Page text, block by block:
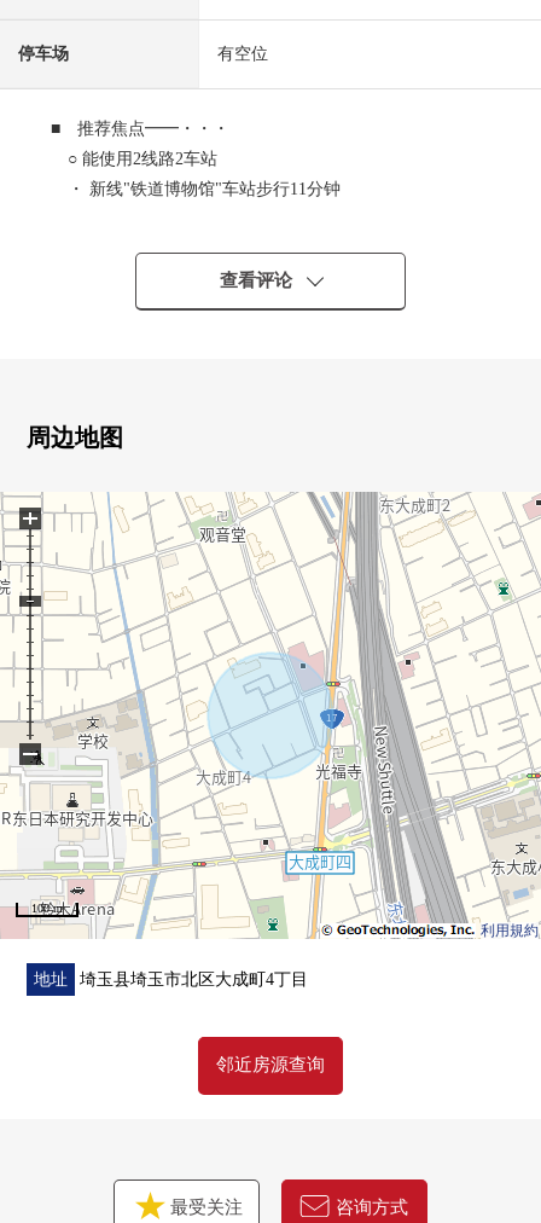
停车场 有空位
■ 推荐焦点━━・・・
○ 能使用2线路2车站
・ 新线"铁道博物馆"车站步行11分钟
○ 2026年8月完成计划的新房独栋住宅3SLDK
○ 宽敞的约18.8张塌塌米LDK
○ 家族的的团聚增加的生活INN楼梯
○ 组合厨房
○ 系统总线
○ 浴室烘干机
○ 全居室复数层玻璃
○ 在楼梯、浴室、厕所扶手有
○ 附带TV监视器的内部对讲机
■ 周边环境━━・・・
○ 业务超市埼玉大宫商店步行9分钟(约670m)
○ 永旺大宫店步行9分钟(约650m)
○ 全家便利店埼玉大成町4丁目商店步行2分钟(约130m)
■ 在找想要的家方面给予帮助的━━━━━・・・
房源的详细、需讨论是如有意向，请跟我们联系。
查看评论
周边地图
利用規約
100 m
+
−
地址 埼玉县埼玉市北区大成町4丁目
邻近房源查询
最受关注 咨询方式